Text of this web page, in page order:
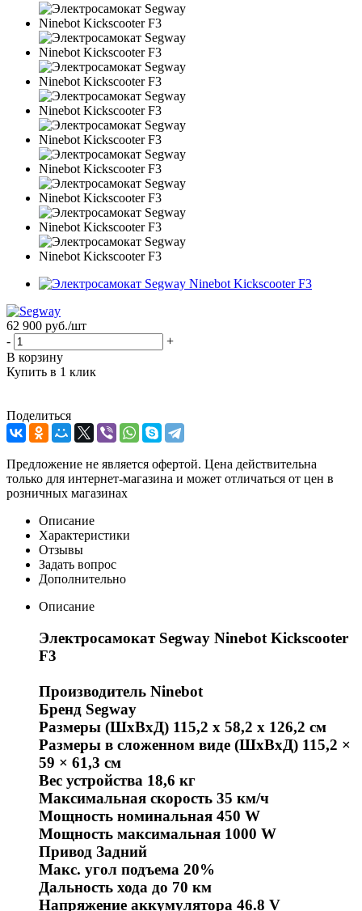
62 900 руб./шт
-
+
В корзину
Купить в 1 клик
Поделиться
Предложение не является офертой. Цена действительна
только для интернет-магазина и может отличаться от цен в
розничных магазинах
Описание
Характеристики
Отзывы
Задать вопрос
Дополнительно
Описание
Электросамокат Segway Ninebot Kickscooter
F3
Производитель Ninebot
Бренд Segway
Размеры (ШхВхД) 115,2 х 58,2 х 126,2 см
Размеры в сложенном виде (ШхВхД) 115,2 ×
59 × 61,3 см
Вес устройства 18,6 кг
Максимальная скорость 35 км/ч
Мощность номинальная 450 W
Мощность максимальная 1000 W
Привод Задний
Макс. угол подъема 20%
Дальность хода до 70 км
Напряжение аккумулятора 46.8 V